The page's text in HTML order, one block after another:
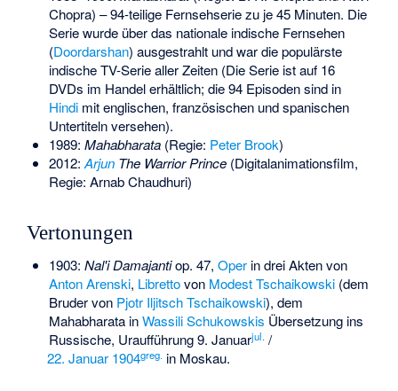
Chopra) – 94-teilige Fernsehserie zu je 45 Minuten. Die
Serie wurde über das nationale indische Fernsehen
(Doordarshan) ausgestrahlt und war die populärste
indische TV-Serie aller Zeiten (Die Serie ist auf 16
DVDs im Handel erhältlich; die 94 Episoden sind in
Hindimit englischen, französischen und spanischen
Untertiteln versehen).
1989: Mahabharata(Regie: Peter Brook)
2012: ArjunThe Warrior Prince(Digitalanimationsfilm,
Regie: Arnab Chaudhuri)
Vertonungen
1903: Nal'i Damajantiop. 47, Operin drei Akten von
Anton Arenski, Librettovon Modest Tschaikowski(dem
Bruder von Pjotr Iljitsch Tschaikowski), dem
Mahabharata inWassili Schukowskis Übersetzung ins
Russische, Uraufführung 9. Januarjul./
22. Januar 1904greg. in Moskau.